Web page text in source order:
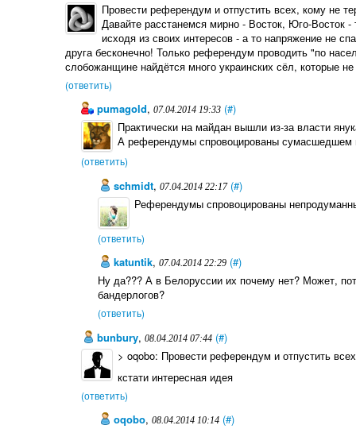
Провести референдум и отпустить всех, кому не
Давайте расстанемся мирно - Восток, Юго-Восток
исходя из своих интересов - а то напряжение не
друга бесконечно! Только референдум проводить "по
слобожанщине найдётся много украинских сёл, которые
(ответить)
pumagold,07.04.2014 19:33 (#)
Практически на майдан вышли из-за власти
А референдумы спровоцированы сумасшедшем
(ответить)
schmidt, 07.04.2014 22:17 (#)
Референдумы спровоцированы
(ответить)
katuntik, 07.04.2014 22:29 (#)
Ну да??? А в Белоруссии их почему нет? Может,
бандерлогов?
(ответить)
bunbury,08.04.2014 07:44 (#)
> oqobo: Провести референдум и отпустить
кстати интересная идея
(ответить)
oqobo, 08.04.2014 10:14 (#)